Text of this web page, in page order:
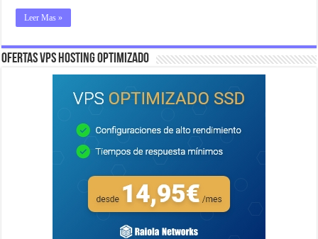
Leer Mas »
OFERTAS VPS HOSTING OPTIMIZADO